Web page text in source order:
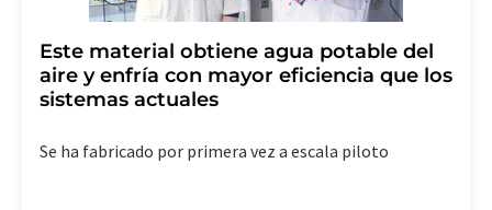
Este material obtiene agua potable del
aire y enfría con mayor eficiencia que los
sistemas actuales
Se ha fabricado por primera vez a escala piloto